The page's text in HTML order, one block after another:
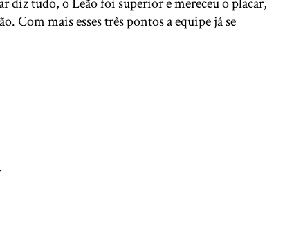
Com mais esses três pontos a equipe já se